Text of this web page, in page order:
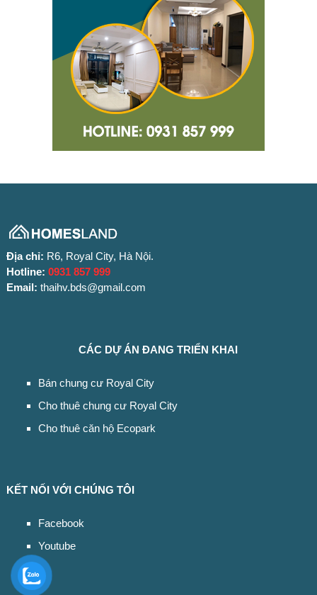
Địa chỉ: R6, Royal City, Hà Nội.
Hotline: 0931 857 999
Email: thaihv.bds@gmail.com
CÁC DỰ ÁN ĐANG TRIỂN KHAI
Bán chung cư Royal City
Cho thuê chung cư Royal City
Cho thuê căn hộ Ecopark
KẾT NỐI VỚI CHÚNG TÔI
Facebook
Youtube